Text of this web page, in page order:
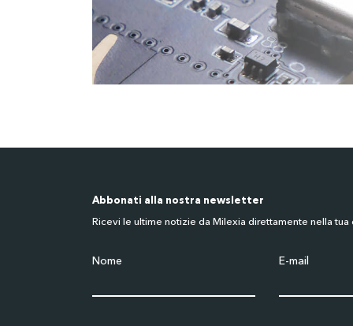
Abbonati alla nostra newsletter
Ricevi le ultime notizie da Milexia direttamente nella
Nome E-mail